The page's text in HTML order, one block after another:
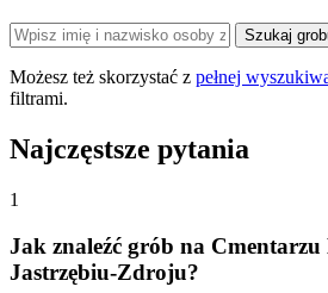
Szukaj
Możesz też skorzystać z pełnej
filtrami.
Najczęstsze pytania
1
Jak znaleźć grób na
Jastrzębiu-Zdroju?